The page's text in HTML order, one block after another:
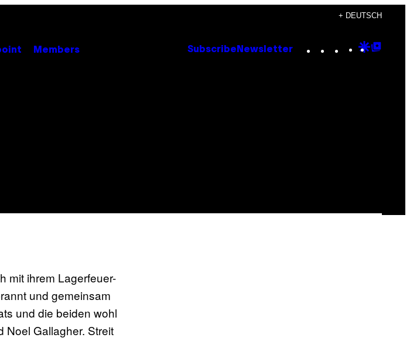
+ DEUTSCH
Members Subscribe Newsletter Instagram
TikTok
YouTube
Google
mit ihrem Lagerfeuer-
und gemeinsam
und die beiden wohl
Noel Gallagher. Streit